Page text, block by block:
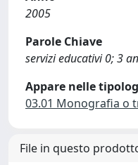
2005
Parole Chiave
servizi educativi 0; 3
Appare nelle
03.01 Monografia o
File in questo